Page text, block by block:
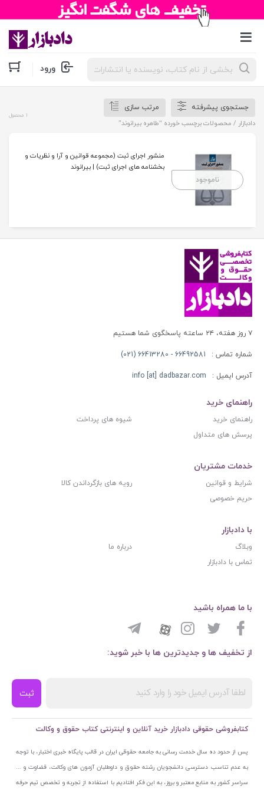
جستجوی
محصولات ورود
جستجوی پیشرفته
مرتب سازی
دادبازار / محصولات برچسب خورده “طاهره بیرانوند”
1 محصول
ناموجود
منشور اجرای ثبت (مجموعه قوانین و آرا و نظریات و
بخشنامه های اجرای ثبت) | بیرانوند
۷ روز هفته، ۲۴ ساعته پاسخگوی شما هستیم
شماره تماس : 66492581 - 66413280 (021)
آدرس ایمیل : info [at] dadbazar.com
راهنمای خرید
راهنمای خرید
شیوه های پرداخت
پرسش های متداول
خدمات مشتریان
شرایط و قوانین
رویه های بازگرداندن کالا
حریم خصوصی
با دادبازار
وبلاگ
درباره ما
تماس با دادبازار
از تخفیف ها و جدیدترین ها با خبر شوید:
ثبت
با ما همراه باشید
کتابفروشی حقوقی دادبازار خرید آنلاین و اینترنتی کتاب حقوق و وکالت
پس از حدود ده سال خدمت رسانی به جامعه حقوقی ایران در قالب پایگاه خبری اختبار، با توجه
به عدم تناسب دسترسی دانشجویان رشته حقوق و داوطلبان آزمون های وکالت، قضاوت و ...
سراسر کشور به منابع معتبر و بروز، به این فکر افتادیم با استفاده از تجربه و تخصص تیم حرفه